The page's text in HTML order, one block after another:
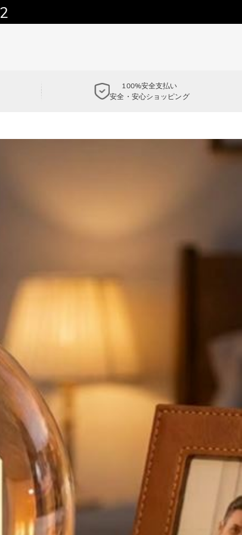
100%安全支払い
安全・安心ショッピング